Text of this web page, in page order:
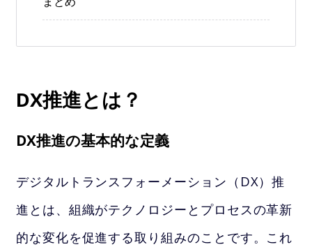
DX推進とは？
DX推進の基本的な定義
デジタルトランスフォーメーション（DX）推
進とは、組織がテクノロジーとプロセスの革新
的な変化を促進する取り組みのことです。これ